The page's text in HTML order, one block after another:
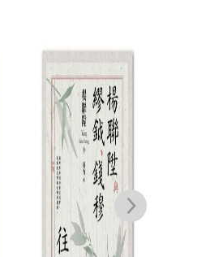
從大饑荒到文化大革
命：一個紅衛兵的告
白
丁學良
NT$ 680
NT$ 537